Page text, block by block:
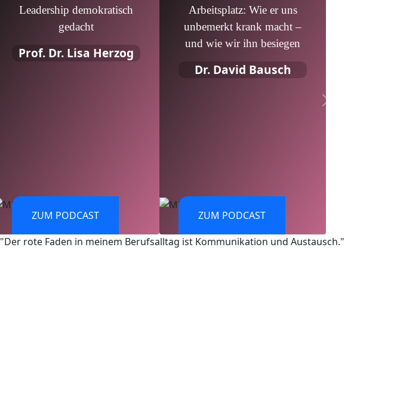
Leadership demokratisch
gedacht
Prof. Dr. Lisa Herzog
ZUM PODCAST
Arbeitsplatz: Wie er uns
unbemerkt krank macht –
und wie wir ihn besiegen
Dr. David Bausch
ZUM PODCAST
"Der rote Faden in meinem Berufsalltag ist Kommunikation und Austausch."